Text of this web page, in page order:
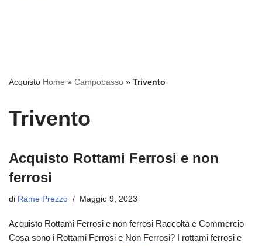
Acquisto Home » Campobasso » Trivento
Trivento
Acquisto Rottami Ferrosi e non
ferrosi
di Rame Prezzo Maggio 9, 2023
Acquisto Rottami Ferrosi e non ferrosi Raccolta e Commercio
Cosa sono i Rottami Ferrosi e Non Ferrosi? I rottami ferrosi e